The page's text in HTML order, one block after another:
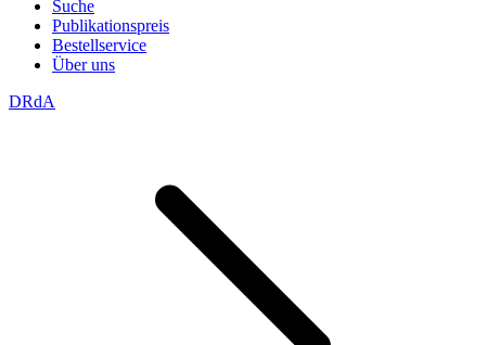
Suche
Publikationspreis
Bestellservice
Über uns
DRdA